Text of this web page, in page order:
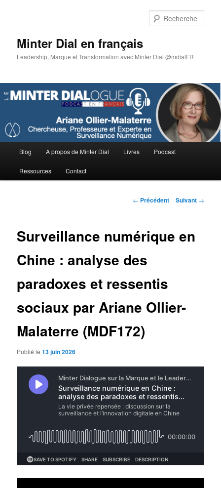
Minter Dial en français
Leadership, Marque et Transformation avec Minter Dial @mdialFR
principal
Blog A propos de Minter Dial Livres Podcast
Ressources Contact
Navigation
← Précédent Suivant →
Surveillance numérique en
Chine : analyse des
paradoxes et ressentis
sociaux par Ariane Ollier-
Malaterre (MDF172)
Publié le13 juin 2026